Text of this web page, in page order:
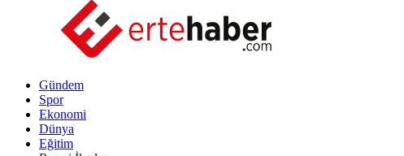
Gündem
Spor
Ekonomi
Dünya
Eğitim